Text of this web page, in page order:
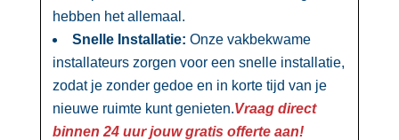
hebben het allemaal.​
Snelle Installatie: Onze vakbekwame
installateurs zorgen voor een snelle installatie,
zodat je zonder gedoe en in korte tijd van je
nieuwe ruimte kunt genieten.​Vraag direct
binnen 24 uur jouw gratis offerte aan!